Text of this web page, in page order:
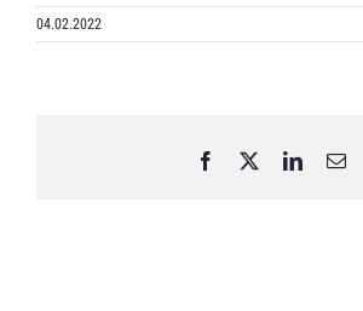
04.02.2022
Facebook LinkedIn